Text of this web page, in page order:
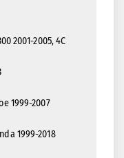
2001-2005, 4С
1999-2007
1999-2018